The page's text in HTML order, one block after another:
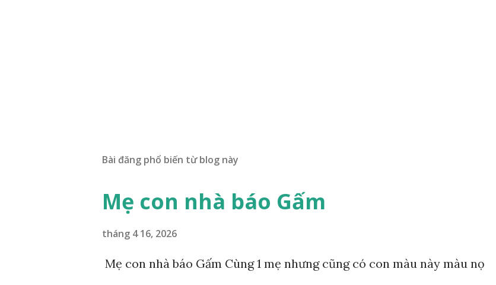
Bài đăng phổ biến từ blog này
Mẹ con nhà báo Gấm
tháng 4 16, 2026
Mẹ con nhà báo Gấm Cùng 1 mẹ nhưng cũng có con màu này màu nọ